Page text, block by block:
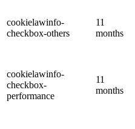
cookielawinfo-
checkbox-others
11
months
cookielawinfo-
checkbox-
performance
11
months